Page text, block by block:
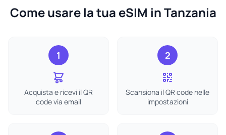
Come usare la tua eSIM in Tanzania
1
Acquista e ricevi il QR
code via email
2
Scansiona il QR code nelle
impostazioni